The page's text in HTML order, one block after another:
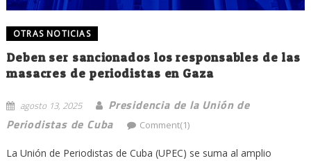
OTRAS NOTICIAS
Deben ser sancionados los responsables de las
masacres de periodistas en Gaza
agosto 13, 2025
Presidencia de la Unión de
Periodistas de Cuba
Comment(1)
La Unión de Periodistas de Cuba (UPEC) se suma al amplio